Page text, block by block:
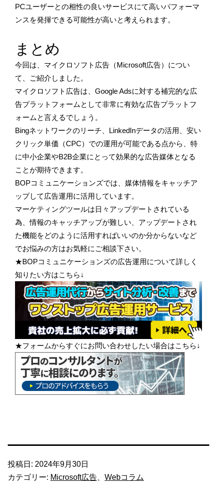
PCユーザーとの相性の良いサービスにて高いパフォーマ
ンスを発揮できる可能性が高いと考えられます。
まとめ
今回は、マイクロソフト広告（Microsoft広告）につい
て、ご紹介しました。
マイクロソフト広告は、Google Adsに対する補完的な広
告プラットフォームとして非常に有効な広告プラットフ
ォームと言えるでしょう。
Bingネットワークのリーチ、LinkedInデータの活用、安い
クリック単価（CPC）での運用が可能である点から、特
に中小企業やB2B企業にとって効果的な広告媒体となる
ことが期待できます。
BOPコミュニケーションズでは、媒体情報をキャッチア
ップして広告運用に活用しています。
マーケティングツールは日々アップデートされている
為、情報のキャッチアップが難しい、アップデートされ
た機能をどのように活用すればいいのか分からないなど
でお悩みの方はお気軽にご相談下さい。
★BOPコミュニケーションズの広告運用について詳しく
知りたい方はこちら↓
★フォームからすぐにお問い合わせしたい場合はこちら↓
投稿日: 2024年9月30日
カテゴリー: Microsoft広告 Webコラム